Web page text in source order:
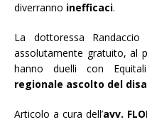
diverranno inefficaci.
La dottoressa
assolutamente gratuito, al
hanno duelli con
regionale ascolto del
Articolo a cura dell’avv.